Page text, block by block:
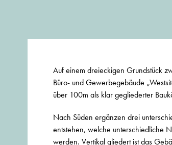
Auf einem dreieckigen Grundstück
Büro- und Gewerbegebäude
über 100m als klar gegliederter
Nach Süden ergänzen drei
entstehen, welche unterschiedliche
werden. Vertikal gliedert ist das